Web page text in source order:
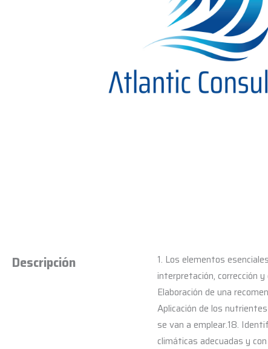
Descripción
1. Los elementos
interpretación, corrección
Elaboración de una
Aplicación de los
se van a emplear.18.
climáticas adecuadas y